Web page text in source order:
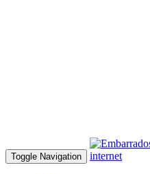
Toggle Navigation